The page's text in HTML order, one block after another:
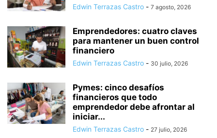
Edwin Terrazas Castro - 7 agosto, 2026
Emprendedores: cuatro claves
para mantener un buen control
financiero
Edwin Terrazas Castro - 30 julio, 2026
Pymes: cinco desafíos
financieros que todo
emprendedor debe afrontar al
iniciar...
Edwin Terrazas Castro - 27 julio, 2026